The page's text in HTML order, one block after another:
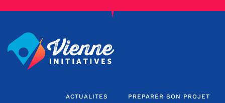
ACTUALITES PREPARER SON PROJET